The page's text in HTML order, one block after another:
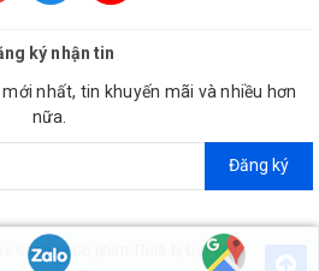
ký nhận tin
nhất, tin khuyến mãi và nhiều hơn
nữa.
Đăng ký
Công ty Cổ phần Thiết bị Đại Việt